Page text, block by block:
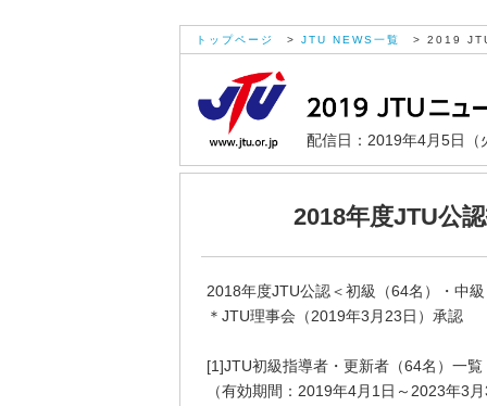
トップページ > JTU NEWS一覧 > 2019
配信日：2019年4月5日（
2018年度JTU公
2018年度JTU公認＜初級（64名）・中
＊JTU理事会（2019年3月23日）承認
[1]JTU初級指導者・更新者（64名）一覧
（有効期間：2019年4月1日～2023年3